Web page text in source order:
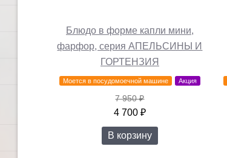
Блюдо в форме капли мини,
фарфор, серия АПЕЛЬСИНЫ И
ГОРТЕНЗИЯ
Моется в посудомоечной машине Акция
7 950 ₽
4 700 ₽
В корзину